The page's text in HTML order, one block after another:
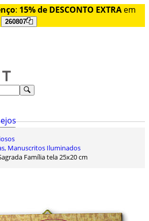
: 15% de DESCONTO EXTRA em
260807
Manuscritos Iluminados
Família tela 25x20 cm